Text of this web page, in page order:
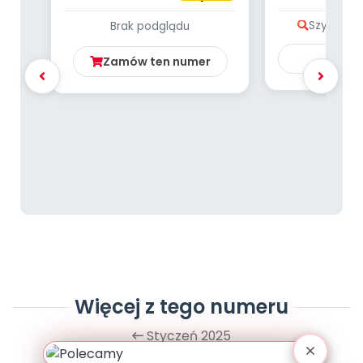
Brak podglądu
Zamów ten numer
Szybki
Więcej z tego numeru
Styczeń 2025